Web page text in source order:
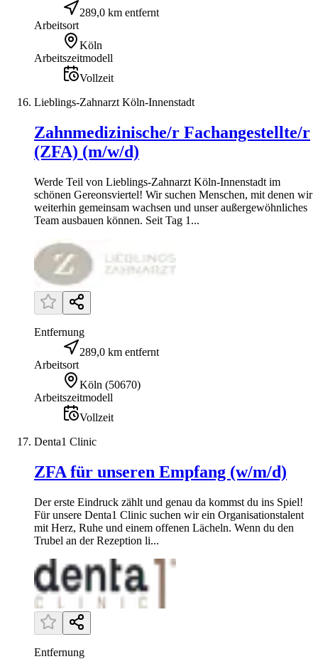
289,0 km entfernt
Arbeitsort
Köln
Arbeitszeitmodell
Vollzeit
Lieblings-Zahnarzt Köln-Innenstadt
Zahnmedizinische/r Fachangestellte/r
(ZFA) (m/w/d)
Werde Teil von Lieblings-Zahnarzt Köln-Innenstadt im
schönen Gereonsviertel! Wir suchen Menschen, mit denen wir
weiterhin gemeinsam wachsen und unser außergewöhnliches
Team ausbauen können. Seit Tag 1...
Entfernung
289,0 km entfernt
Arbeitsort
Köln (50670)
Arbeitszeitmodell
Vollzeit
Denta1 Clinic
ZFA für unseren Empfang (w/m/d)
Der erste Eindruck zählt und genau da kommst du ins Spiel!
Für unsere Denta1 Clinic suchen wir ein Organisationstalent
mit Herz, Ruhe und einem offenen Lächeln. Wenn du den
Trubel an der Rezeption li...
Entfernung